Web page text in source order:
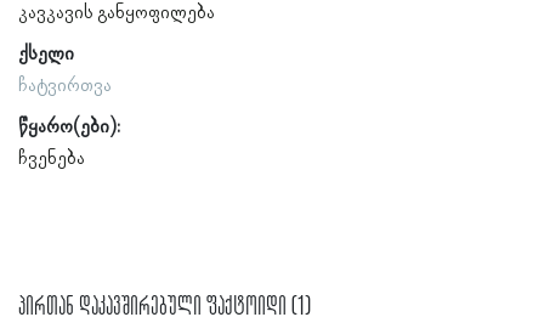
კავკავის განყოფილება
ქსელი
ჩატვირთვა
წყარო(ები):
ჩვენება
პირთან დაკავშირებული ფაქტოიდი (1)